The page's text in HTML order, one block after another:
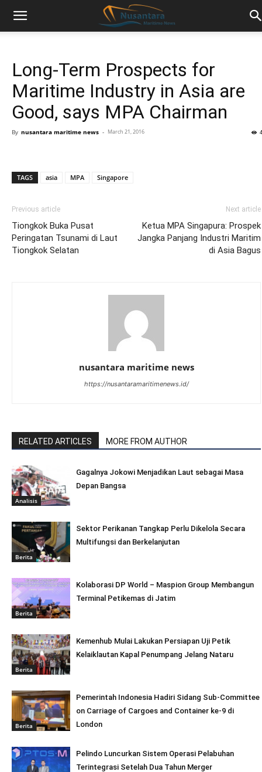
Long-Term Prospects for
Maritime Industry in Asia are
Good, says MPA Chairman
By nusantara maritime news - March 21, 2016
TAGS asia MPA Singapore
Previous article
Tiongkok Buka Pusat
Peringatan Tsunami di Laut
Tiongkok Selatan
Next article
Ketua MPA Singapura: Prospek
Jangka Panjang Industri Maritim
di Asia Bagus
nusantara maritime news
https://nusantaramaritimenews.id/
RELATED ARTICLES MORE FROM AUTHOR
Analisis
Gagalnya Jokowi Menjadikan Laut sebagai Masa
Depan Bangsa
Berita
Sektor Perikanan Tangkap Perlu Dikelola Secara
Multifungsi dan Berkelanjutan
Berita
Kolaborasi DP World – Maspion Group Membangun
Terminal Petikemas di Jatim
Berita
Kemenhub Mulai Lakukan Persiapan Uji Petik
Kelaiklautan Kapal Penumpang Jelang Nataru
Berita
Pemerintah Indonesia Hadiri Sidang Sub-Committee
on Carriage of Cargoes and Container ke-9 di
London
Pelindo Luncurkan Sistem Operasi Pelabuhan
Terintegrasi Setelah Dua Tahun Merger